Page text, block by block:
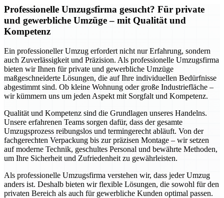
Professionelle Umzugsfirma gesucht? Für private
und gewerbliche Umzüge – mit Qualität und
Kompetenz
Ein professioneller Umzug erfordert nicht nur Erfahrung, sondern
auch Zuverlässigkeit und Präzision. Als professionelle Umzugsfirma
bieten wir Ihnen für private und gewerbliche Umzüge
maßgeschneiderte Lösungen, die auf Ihre individuellen Bedürfnisse
abgestimmt sind. Ob kleine Wohnung oder große Industriefläche –
wir kümmern uns um jeden Aspekt mit Sorgfalt und Kompetenz.
Qualität und Kompetenz sind die Grundlagen unseres Handelns.
Unsere erfahrenen Teams sorgen dafür, dass der gesamte
Umzugsprozess reibungslos und termingerecht abläuft. Von der
fachgerechten Verpackung bis zur präzisen Montage – wir setzen
auf moderne Technik, geschultes Personal und bewährte Methoden,
um Ihre Sicherheit und Zufriedenheit zu gewährleisten.
Als professionelle Umzugsfirma verstehen wir, dass jeder Umzug
anders ist. Deshalb bieten wir flexible Lösungen, die sowohl für den
privaten Bereich als auch für gewerbliche Kunden optimal passen.